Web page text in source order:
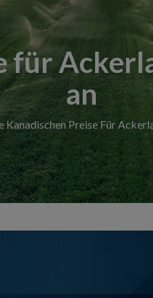
für
an
Kanadischen Preise Für